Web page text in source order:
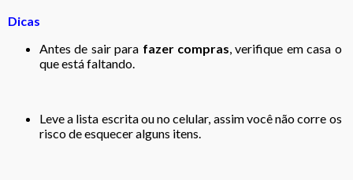
Dicas
Antes de sair para fazer compras, verifique em casa o
que está faltando.
Leve a lista escrita ou no celular, assim você não corre os
risco de esquecer alguns itens.